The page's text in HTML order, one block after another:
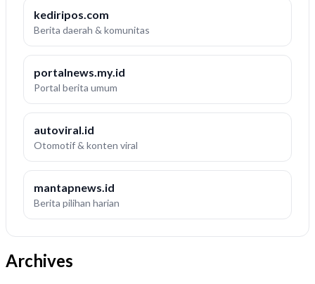
kediripos.com
Berita daerah & komunitas
portalnews.my.id
Portal berita umum
autoviral.id
Otomotif & konten viral
mantapnews.id
Berita pilihan harian
Archives